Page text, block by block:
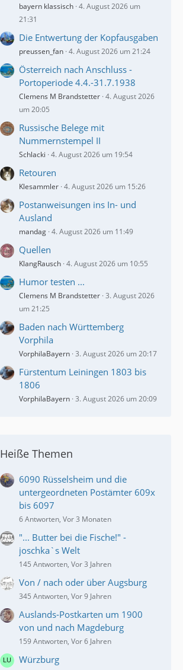
bayern klassisch 4. August 2026 um
21:31
Die Entwertung der Kopfausgaben
preussen_fan 4. August 2026 um 21:24
Österreich nach Anschluss -
Portoperiode 4.4.-31.7.1938
Clemens M Brandstetter 4. August 2026
um 20:05
Russische Belege mit
Nummernstempel II
Schlacki 4. August 2026 um 19:54
Retouren
Klesammler 4. August 2026 um 15:26
Postanweisungen ins In- und
Ausland
mandag 4. August 2026 um 11:49
Quellen
KlangRausch 4. August 2026 um 10:55
Humor testen ...
Clemens M Brandstetter 3. August 2026
um 21:25
Baden nach Württemberg
Vorphila
VorphilaBayern 3. August 2026 um 20:17
Fürstentum Leiningen 1803 bis
1806
VorphilaBayern 3. August 2026 um 20:09
Heiße Themen
6090 Rüsselsheim und die
untergeordneten Postämter 609x
bis 6097
6 Antworten, Vor 3 Monaten
"... Butter bei die Fische!" -
joschka`s Welt
145 Antworten, Vor 3 Jahren
Von / nach oder über Augsburg
345 Antworten, Vor 9 Jahren
Auslands-Postkarten um 1900
von und nach Magdeburg
159 Antworten, Vor 6 Jahren
Würzburg